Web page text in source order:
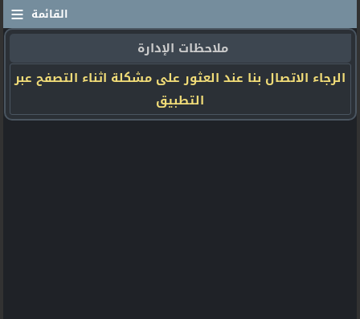
≡ القائمة
ملاحظات الإدارة
الرجاء الاتصال بنا عند العثور على مشكلة اثناء التصفح عبر
التطبيق